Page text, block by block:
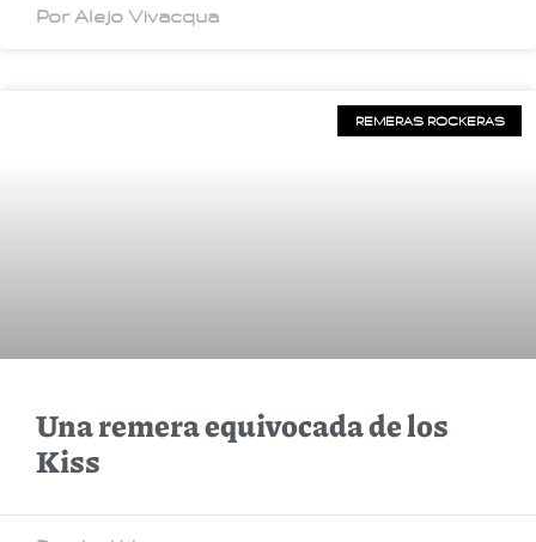
Por Alejo Vivacqua
REMERAS ROCKERAS
Una remera equivocada de los
Kiss